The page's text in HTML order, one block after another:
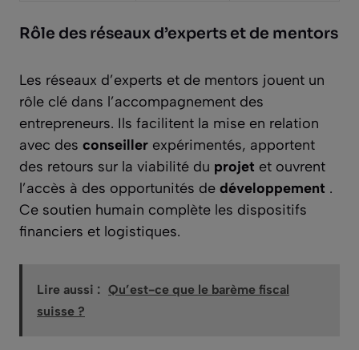
Rôle des réseaux d’experts et de mentors
Les réseaux d’experts et de mentors jouent un
rôle clé dans l’accompagnement des
entrepreneurs. Ils facilitent la mise en relation
avec des conseiller expérimentés, apportent
des retours sur la viabilité du projet et ouvrent
l’accès à des opportunités de développement .
Ce soutien humain complète les dispositifs
financiers et logistiques.
Lire aussi : Qu’est-ce que le barème fiscal
suisse ?